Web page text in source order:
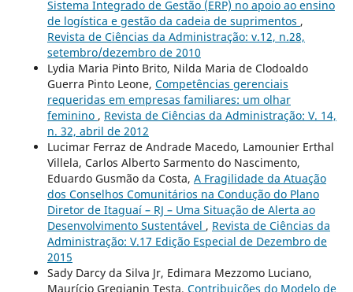
Sistema Integrado de Gestão (ERP) no apoio ao ensino
de logística e gestão da cadeia de suprimentos ,
Revista de Ciências da Administração: v.12, n.28,
setembro/dezembro de 2010
Lydia Maria Pinto Brito, Nilda Maria de Clodoaldo
Guerra Pinto Leone, Competências gerenciais
requeridas em empresas familiares: um olhar
feminino , Revista de Ciências da Administração: V. 14,
n. 32, abril de 2012
Lucimar Ferraz de Andrade Macedo, Lamounier Erthal
Villela, Carlos Alberto Sarmento do Nascimento,
Eduardo Gusmão da Costa, A Fragilidade da Atuação
dos Conselhos Comunitários na Condução do Plano
Diretor de Itaguaí – RJ – Uma Situação de Alerta ao
Desenvolvimento Sustentável , Revista de Ciências da
Administração: V.17 Edição Especial de Dezembro de
2015
Sady Darcy da Silva Jr, Edimara Mezzomo Luciano,
Maurício Gregianin Testa, Contribuições do Modelo de